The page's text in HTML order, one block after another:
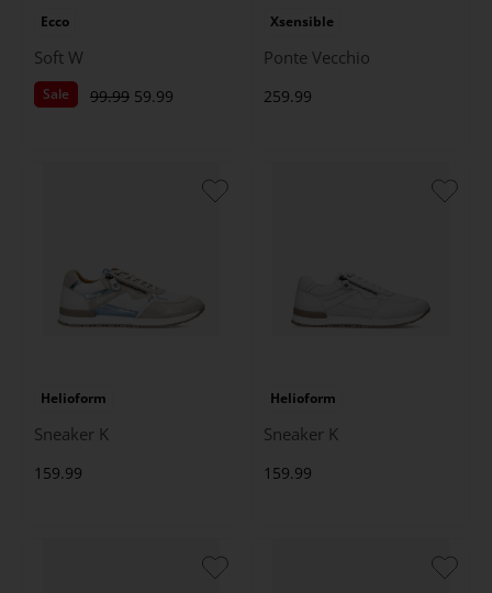
Ecco
Soft W
Sale 99.99 59.99
Xsensible
Ponte Vecchio
259.99
Helioform
Sneaker K
159.99
Helioform
Sneaker K
159.99